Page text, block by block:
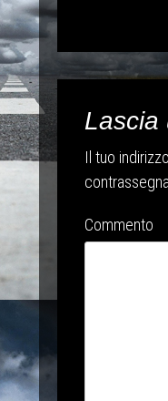
Lascia
Il tuo
Commento